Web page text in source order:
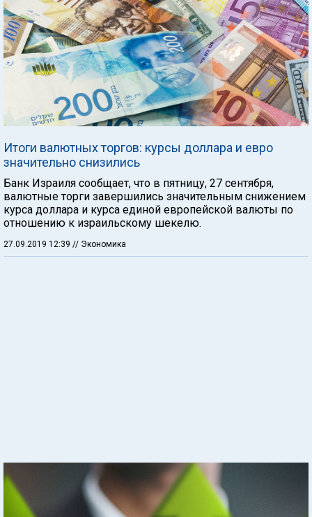
Итоги валютных торгов: курсы доллара и евро
значительно снизились
Банк Израиля сообщает, что в пятницу, 27 сентября,
валютные торги завершились значительным снижением
курса доллара и курса единой европейской валюты по
отношению к израильскому шекелю.
27.09.2019 12:39 // Экономика